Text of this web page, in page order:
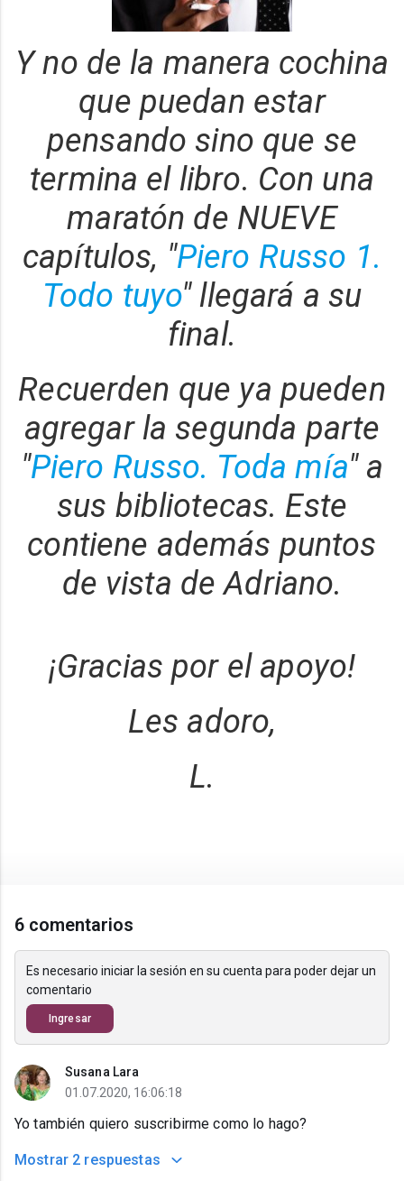
Y no de la manera cochina
que puedan estar
pensando sino que se
termina el libro. Con una
maratón de NUEVE
capítulos, "Piero Russo 1.
Todo tuyo" llegará a su
final.
Recuerden que ya pueden
agregar la segunda parte
"Piero Russo. Toda mía" a
sus bibliotecas. Este
contiene además puntos
de vista de Adriano.
¡Gracias por el apoyo!
Les adoro,
L.
6 comentarios
Es necesario iniciar la sesión en su cuenta para poder dejar un
comentario
Ingresar
Susana Lara
01.07.2020, 16:06:18
Yo también quiero suscribirme como lo hago?
Mostrar 2 respuestas